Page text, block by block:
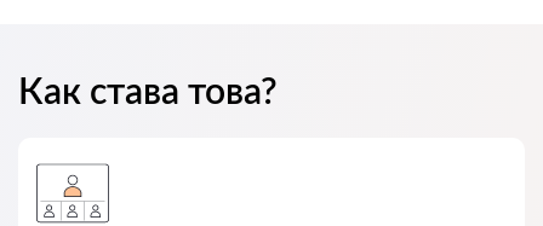
Как става това?